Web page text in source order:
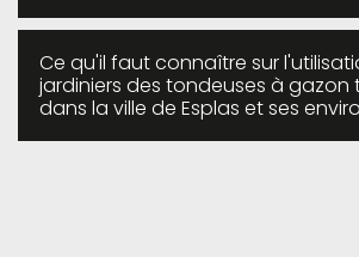
Ce qu'il faut connaître sur
jardiniers des tondeuses à gazon
dans la ville de Esplas et ses